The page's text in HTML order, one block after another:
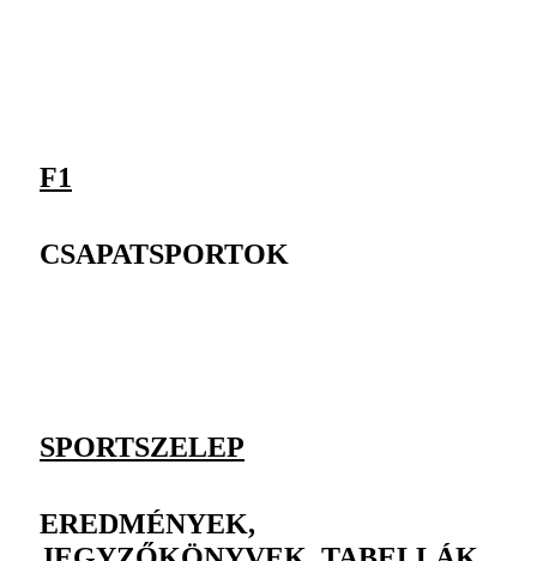
F1
CSAPATSPORTOK
SPORTSZELEP
EREDMÉNYEK,